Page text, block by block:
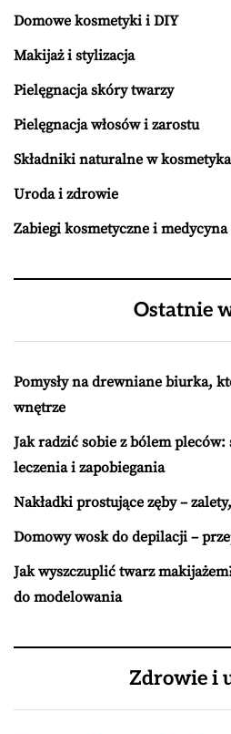
Domowe kosmetyki i DIY
Makijaż i stylizacja
Pielęgnacja skóry twarzy
Pielęgnacja włosów i zarostu
Składniki naturalne w
Uroda i zdrowie
Zabiegi kosmetyczne i medycyna
Ostatnie
Pomysły na drewniane biurka,
wnętrze
Jak radzić sobie z bólem pleców:
leczenia i zapobiegania
Nakładki prostujące zęby –
Domowy wosk do depilacji –
Jak wyszczuplić twarz
do modelowania
Zdrowie i